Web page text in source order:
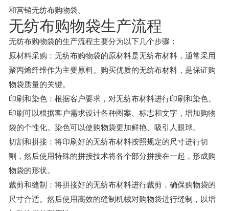
和营销无纺布购物袋。
无纺布购物袋生产流程
无纺布购物袋的生产流程主要分为以下几个步骤：
原材料采购：无纺布购物袋的原材料是无纺布材料，通常采用
聚丙烯纤维作为主要原料。购买优质的无纺布材料，是保证购
物袋质量的关键。
印刷和染色：根据客户要求，对无纺布材料进行印刷和染色。
印刷可以根据客户需求设计各种图案、标志和文字，增加购物
袋的个性化。染色可以使购物袋更加鲜艳、吸引人眼球。
切割和拼接：将印刷好的无纺布材料按照规定的尺寸进行切
割，然后使用特殊的拼接技术将各个部分拼接在一起，形成购
物袋的形状。
裁剪和缝制：将拼接好的无纺布材料进行裁剪，确保购物袋的
尺寸合适。然后使用高效的缝制机械对购物袋进行缝制，以增